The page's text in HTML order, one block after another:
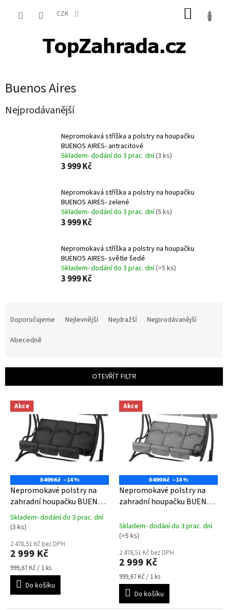
CZK
Buenos Aires
Nejprodávanější
Nepromokavá stříška a polstry na houpačku
BUENOS AIRES- antracitové
Skladem- dodání do 3 prac. dní(3 ks)
3 999 Kč
Nepromokavá stříška a polstry na houpačku
BUENOS AIRES- zelené
Skladem- dodání do 3 prac. dní(5 ks)
3 999 Kč
Nepromokavá stříška a polstry na houpačku
BUENOS AIRES- světle šedé
Skladem- dodání do 3 prac. dní(>5 ks)
3 999 Kč
í
r
Doporučujeme Nejlevnější Nejdražší
Nejprodávanější
Abecedně
OTEVŘÍT FILTR
Akce
3 499 Kč –14 %
Nepromokavé polstry na
zahradní houpačku BUENOS
AIRES- antracitové
Průměrné
hodnocení
produktu
je
z
Skladem- dodání do 3 prac. dní
(3 ks)
2 478,51 Kč bez DPH
2 999 Kč
Měrná
cena:
999,67 Kč / 1 ks
Do košíku
Akce
3 499 Kč –14 %
Nepromokavé polstry na
zahradní houpačku BUENOS
Skladem- dodání do 3 prac. dní
(>5 ks)
2 478,51 Kč bez DPH
2 999 Kč
Měrná
cena:
999,67 Kč / 1 ks
Do košíku